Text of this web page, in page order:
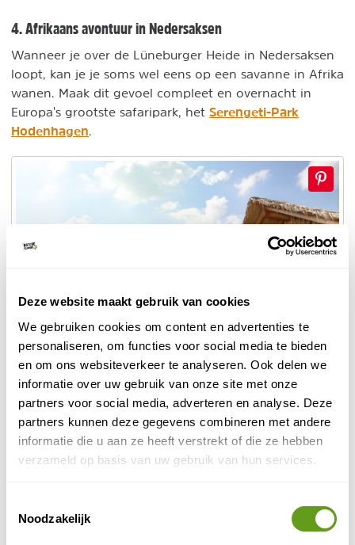
Deze website maakt gebruik van cookies
We gebruiken cookies om content en advertenties te
personaliseren, om functies voor social media te bieden
en om ons websiteverkeer te analyseren. Ook delen we
informatie over uw gebruik van onze site met onze
partners voor social media, adverteren en analyse. Deze
partners kunnen deze gegevens combineren met andere
informatie die u aan ze heeft verstrekt of die ze hebben
verzameld op basis van uw gebruik van hun services.
Noodzakelijk
4. Afrikaans avontuur in Nedersaksen
Wanneer je over de Lüneburger Heide in Nedersaksen
loopt, kan je je soms wel eens op een savanne in Afrika
wanen. Maak dit gevoel compleet en overnacht in
Europa's grootste safaripark, het Serengeti-Park
Hodenhagen
© Hodenhagen Serengeti-Park
Serengeti-Park
een van de unieke accommodaties van het park,
waaronder safarilodges, romantische tentlodges,